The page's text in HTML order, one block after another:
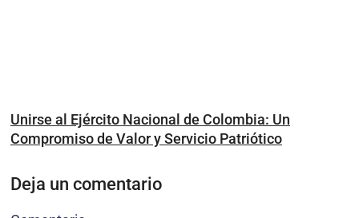
Unirse al Ejército Nacional de Colombia: Un
Compromiso de Valor y Servicio Patriótico
Deja un comentario